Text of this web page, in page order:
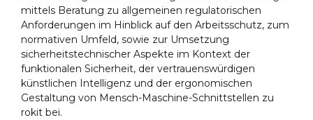
mittels Beratung zu allgemeinen regulatorischen
Anforderungen im Hinblick auf den Arbeitsschutz, zum
normativen Umfeld, sowie zur Umsetzung
sicherheitstechnischer Aspekte im Kontext der
funktionalen Sicherheit, der vertrauenswürdigen
künstlichen Intelligenz und der ergonomischen
Gestaltung von Mensch-Maschine-Schnittstellen zu
rokit bei.